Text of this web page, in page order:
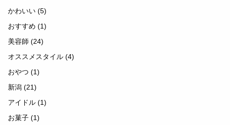
かわいい (5)
おすすめ (1)
美容師 (24)
オススメスタイル (4)
おやつ (1)
新潟 (21)
アイドル (1)
お菓子 (1)